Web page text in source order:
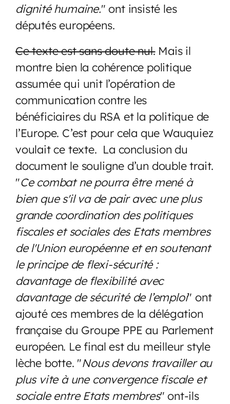
dignité humaine." ont insisté les
députés européens.
Ce texte est sans doute nul.Mais il
montre bien la cohérence politique
assumée qui unit l’opération de
communication contre les
bénéficiaires du RSA et la politique de
l’Europe. C’est pour cela que Wauquiez
voulait ce texte. La conclusion du
document le souligne d’un double trait.
"Ce combat ne pourra être mené à
bien que s'il va de pair avec une plus
grande coordination des politiques
fiscales et sociales des Etats membres
de l'Union européenne et en soutenant
le principe de flexi-sécurité :
davantage de flexibilité avec
davantage de sécurité de l’emploi" ont
ajouté ces membres de la délégation
française du Groupe PPE au Parlement
européen. Le final est du meilleur style
lèche botte. "Nous devons travailler au
plus vite à une convergence fiscale et
sociale entre Etats membres" ont-ils